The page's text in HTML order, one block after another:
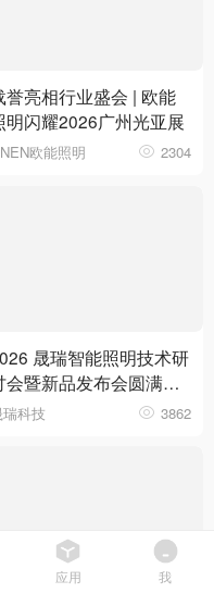
誉亮相行业盛会 | 欧能
明闪耀2026广州光亚展
欧能照明 2304
晟瑞智能照明技术研
会暨新品发布会圆满落
瑞科技 3862
应用 我